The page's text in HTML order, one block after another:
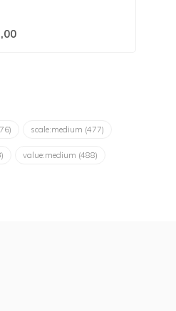
scale:medium (477)
value:medium (488)